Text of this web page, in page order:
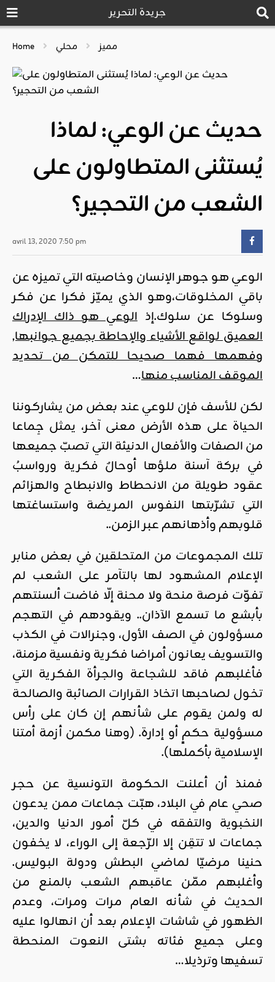
جريدة التحرير
Home مميز محلي
حديث عن الوعي: لماذا
يُستثنى المتطاولون على
الشعب من التحجير؟
avril 13, 2020 7:50 pm
الوعي هو جوهر الإنسان وخاصيته التي تميزه عن
باقي المخلوقات،وهو الذي يميّز فكرا عن فكر
وسلوكا عن سلوك.إذ الوعي هو ذاك الإدراك
العميق لواقع الأشياء والإحاطة بجميع جوانبها,
وفهمها فهما صحيحا للتمكن من تحديد
الموقف المناسب منها…
لكن للأسف فإن للوعي عند بعض من يشاركوننا
الحياة على هذه الأرض معنى آخر، يمثل جِماعا
من الصفات والأفعال الدنيئة التي تصبّ جميعها
في بركة آسنة ملؤها أوحالٌ فكرية ورواسبُ
عقود طويلة من الانحطاط والانبطاح والهزائم
التي تشرّبتها النفوس المريضة واستساغتها
قلوبهم وأذهانهم عبر الزمن..
تلك المجموعات من المتحلقين في بعض منابر
الإعلام المشهود لها بالتآمر على الشعب لم
تفوّت فرصة منحة ولا محنة إلّا فاضت ألسنتهم
بأبشع ما تسمع الآذان.. ويقودهم في التهجم
مسؤولون في الصف الأول، وجنرالات في الكذب
والتسويف يعانون أمراضا فكرية ونفسية مزمنة،
فأغلبهم فاقد للشجاعة والجرأة الفكرية التي
تخول لصاحبها اتخاذ القرارات الصائبة والصالحة
له ولمن يقوم على شأنهم إن كان على رأس
مسؤولية حكمٍ أو إدارة. (وهنا مكمن أزمة أمتنا
الإسلامية بأكملها).
فمنذ أن أعلنت الحكومة التونسية عن حجر
صحي عام في البلاد، هبّت جماعات ممن يدعون
النخبوية والتفقه في كلّ أمور الدنيا والدين،
جماعات لا تتقِن إلا الرّجعة إلى الوراء، لا يخفون
حنينا مرضيّا لماضي البطش ودولة البوليس.
وأغلبهم ممّن عاقبهم الشعب بالمنع من
الحديث في شأنه العام مرات ومرات، وعدم
الظهور في شاشات الإعلام بعد أن انهالوا عليه
وعلى جميع فئاته بشتى النعوت المنحطة
تسفيها وترذيلا…